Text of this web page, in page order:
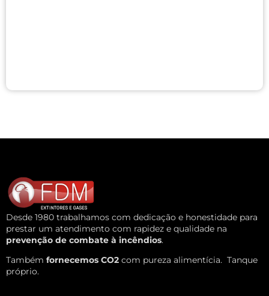
Desde 1980 trabalhamos com dedicação e honestidade para
prestar um atendimento com rapidez e qualidade na
prevenção de combate à incêndios.
Também fornecemos CO2 com pureza alimentícia. Tanque
próprio.